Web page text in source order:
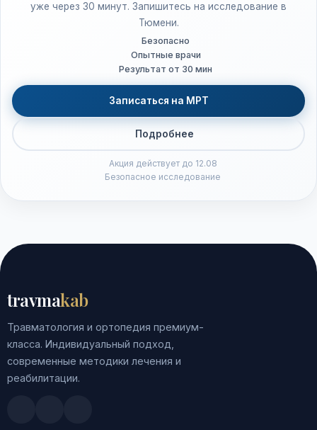
уже через 30 минут. Запишитесь на исследование в
Тюмени.
Безопасно
Опытные врачи
Результат от 30 мин
Записаться на МРТ
Подробнее
Акция действует до 12.08
Безопасное исследование
travmakab
Травматология и ортопедия премиум-
класса. Индивидуальный подход,
современные методики лечения и
реабилитации.